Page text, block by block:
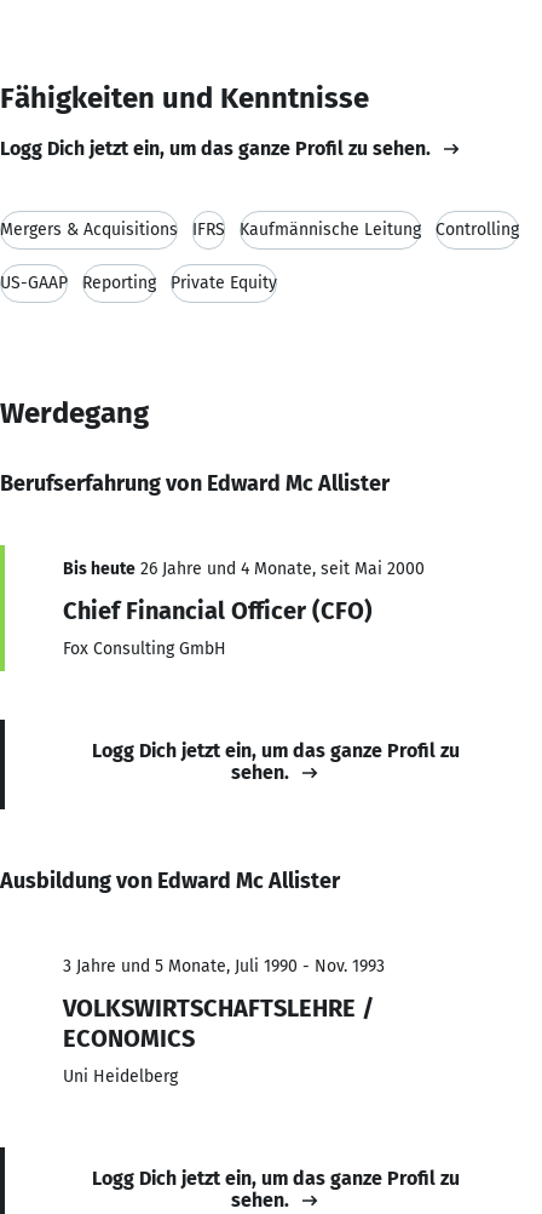
Fähigkeiten und Kenntnisse
Logg Dich jetzt ein, um das ganze Profil zu sehen.
Mergers & Acquisitions IFRS Kaufmännische Leitung Controlling
US-GAAP Reporting Private Equity
Werdegang
Berufserfahrung von Edward Mc Allister
Bis heute 26 Jahre und 4 Monate, seit Mai 2000
Chief Financial Officer (CFO)
Fox Consulting GmbH
Logg Dich jetzt ein, um das ganze Profil zu
sehen.
Ausbildung von Edward Mc Allister
3 Jahre und 5 Monate, Juli 1990 - Nov. 1993
VOLKSWIRTSCHAFTSLEHRE /
ECONOMICS
Uni Heidelberg
Logg Dich jetzt ein, um das ganze Profil zu
sehen.